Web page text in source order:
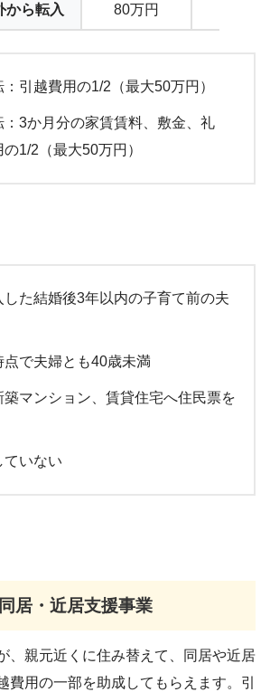
から転入 80万円
引越費用の1/2（最大50万円）
：3か月分の家賃賃料、敷金、礼
1/2（最大50万円）
た結婚後3年以内の子育て前の夫
で夫婦とも40歳未満
築マンション、賃貸住宅へ住民票を
ていない
居・近居支援事業
、親元近くに住み替えて、同居や近居
費用の一部を助成してもらえます。引